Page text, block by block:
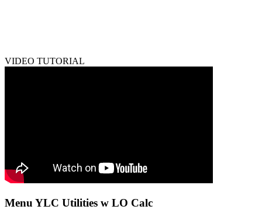
VIDEO TUTORIAL
Menu YLC Utilities w LO Calc